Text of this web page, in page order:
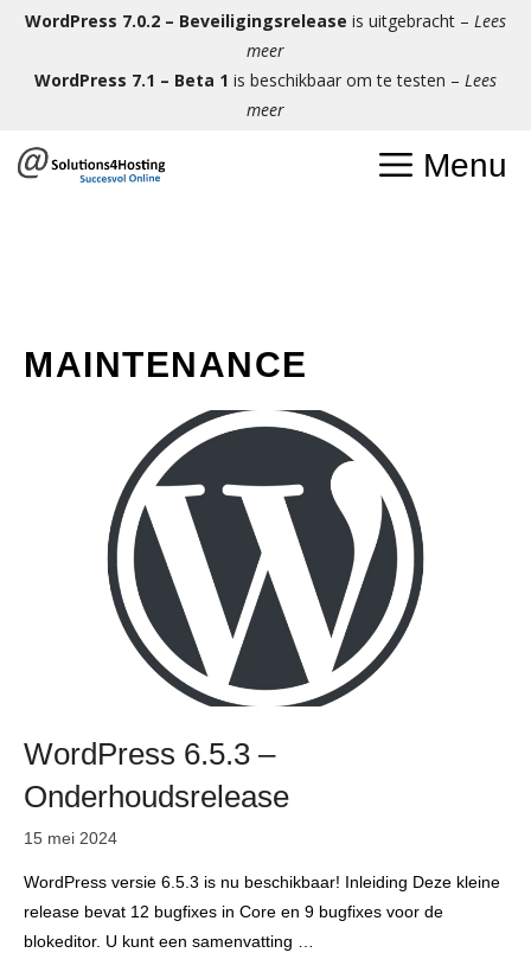
WordPress 7.0.2 – Beveiligingsrelease is uitgebracht – Lees
meer
WordPress 7.1 – Beta 1 is beschikbaar om te testen – Lees
meer
Menu
MAINTENANCE
WordPress 6.5.3 –
Onderhoudsrelease
15 mei 2024
WordPress versie 6.5.3 is nu beschikbaar! Inleiding Deze kleine
release bevat 12 bugfixes in Core en 9 bugfixes voor de
blokeditor. U kunt een samenvatting …